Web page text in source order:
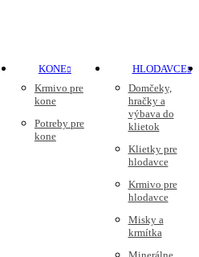
KONE
Krmivo pre
kone
Potreby pre
kone
HLODAVCE
Domčeky,
hračky a
výbava do
klietok
Klietky pre
hlodavce
Krmivo pre
hlodavce
Misky a
krmítka